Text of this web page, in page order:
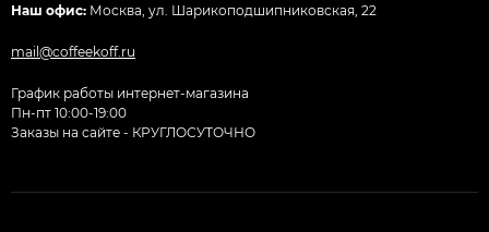
Наш офис: Москва, ул. Шарикоподшипниковская, 22
mail@coffeekoff.ru
График работы интернет-магазина
Пн-пт 10:00-19:00
Заказы на сайте - КРУГЛОСУТОЧНО